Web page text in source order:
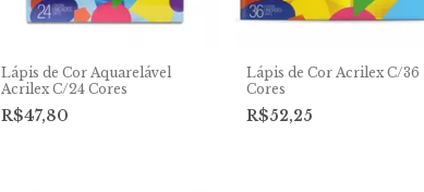
Lápis de Cor Aquarelável
Acrilex C/24 Cores
R$47,80
Lápis de Cor Acrilex C/36
Cores
R$52,25